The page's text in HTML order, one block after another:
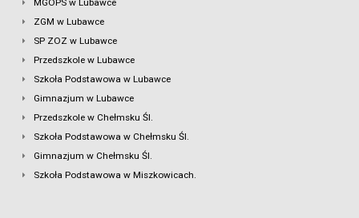
MGOPS w Lubawce
ZGM w Lubawce
SP ZOZ w Lubawce
Przedszkole w Lubawce
Szkoła Podstawowa w Lubawce
Gimnazjum w Lubawce
Przedszkole w Chełmsku Śl.
Szkoła Podstawowa w Chełmsku Śl.
Gimnazjum w Chełmsku Śl.
Szkoła Podstawowa w Miszkowicach.